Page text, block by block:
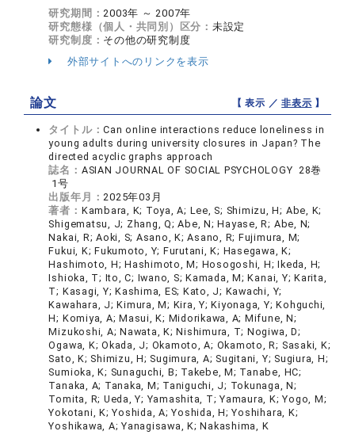
研究期間：2003年 ～ 2007年
研究態様（個人・共同別）区分： 未設定
研究制度： その他の研究制度
外部サイトへのリンクを表示
論文 【 表示 ／非表示 】
タイトル：Can online interactions reduce loneliness in
young adults during university closures in Japan? The
directed acyclic graphs approach
誌名： ASIAN JOURNAL OF SOCIAL PSYCHOLOGY 28巻
1号
出版年月：2025年03月
著者： Kambara, K; Toya, A; Lee, S; Shimizu, H; Abe, K;
Shigematsu, J; Zhang, Q; Abe, N; Hayase, R; Abe, N;
Nakai, R; Aoki, S; Asano, K; Asano, R; Fujimura, M;
Fukui, K; Fukumoto, Y; Furutani, K; Hasegawa, K;
Hashimoto, H; Hashimoto, M; Hosogoshi, H; Ikeda, H;
Ishioka, T; Ito, C; Iwano, S; Kamada, M; Kanai, Y; Karita,
T; Kasagi, Y; Kashima, ES; Kato, J; Kawachi, Y;
Kawahara, J; Kimura, M; Kira, Y; Kiyonaga, Y; Kohguchi,
H; Komiya, A; Masui, K; Midorikawa, A; Mifune, N;
Mizukoshi, A; Nawata, K; Nishimura, T; Nogiwa, D;
Ogawa, K; Okada, J; Okamoto, A; Okamoto, R; Sasaki, K;
Sato, K; Shimizu, H; Sugimura, A; Sugitani, Y; Sugiura, H;
Sumioka, K; Sunaguchi, B; Takebe, M; Tanabe, HC;
Tanaka, A; Tanaka, M; Taniguchi, J; Tokunaga, N;
Tomita, R; Ueda, Y; Yamashita, T; Yamaura, K; Yogo, M;
Yokotani, K; Yoshida, A; Yoshida, H; Yoshihara, K;
Yoshikawa, A; Yanagisawa, K; Nakashima, K